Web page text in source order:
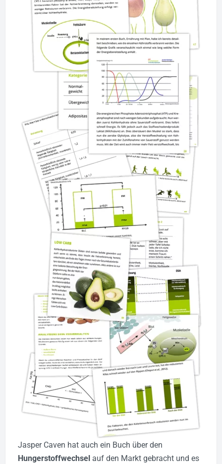
Jasper Caven hat auch ein Buch über den
Hungerstoffwechsel auf den Markt gebracht und es